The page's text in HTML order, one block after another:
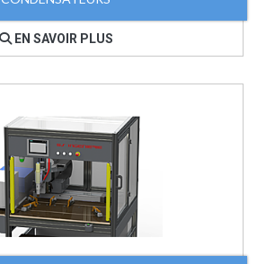
EN SAVOIR PLUS